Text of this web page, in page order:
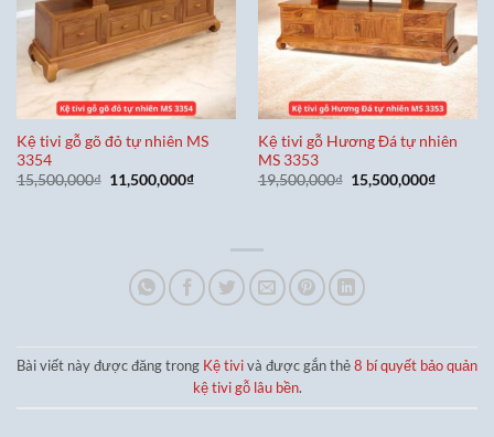
Kệ tivi gỗ gõ đỏ tự nhiên MS
3354
15,500,000₫ Giá
gốc
11,500,000₫Giá
Kệ tivi gỗ Hương Đá tự nhiên
MS 3353
19,500,000₫ Giá
gốc
15,500,000₫Giá
Bài viết này được đăng trong Kệ tivivà được gắn thẻ8 bí quyết bảo quản
kệ tivi gỗ lâu bền.